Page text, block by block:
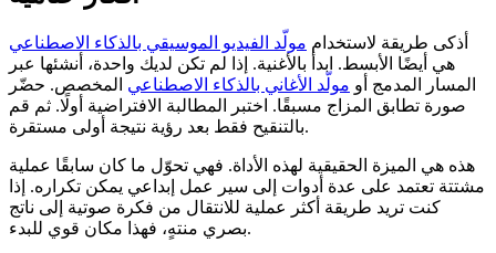
أذكى طريقة لاستخدام مولّد الفيديو الموسيقي بالذكاء الاصطناعي
هي أيضًا الأبسط. ابدأ بالأغنية. إذا لم تكن لديك واحدة، أنشئها عبر
المسار المدمج أو مولّد الأغاني بالذكاء الاصطناعي المخصص. حضّر
صورة تطابق المزاج مسبقًا. اختبر المطالبة الافتراضية أولًا. ثم قم
بالتنقيح فقط بعد رؤية نتيجة أولى مستقرة.
هذه هي الميزة الحقيقية لهذه الأداة. فهي تحوّل ما كان سابقًا عملية
مشتتة تعتمد على عدة أدوات إلى سير عمل إبداعي يمكن تكراره. إذا
كنت تريد طريقة أكثر عملية للانتقال من فكرة صوتية إلى ناتج
بصري منتهٍ، فهذا مكان قوي للبدء.